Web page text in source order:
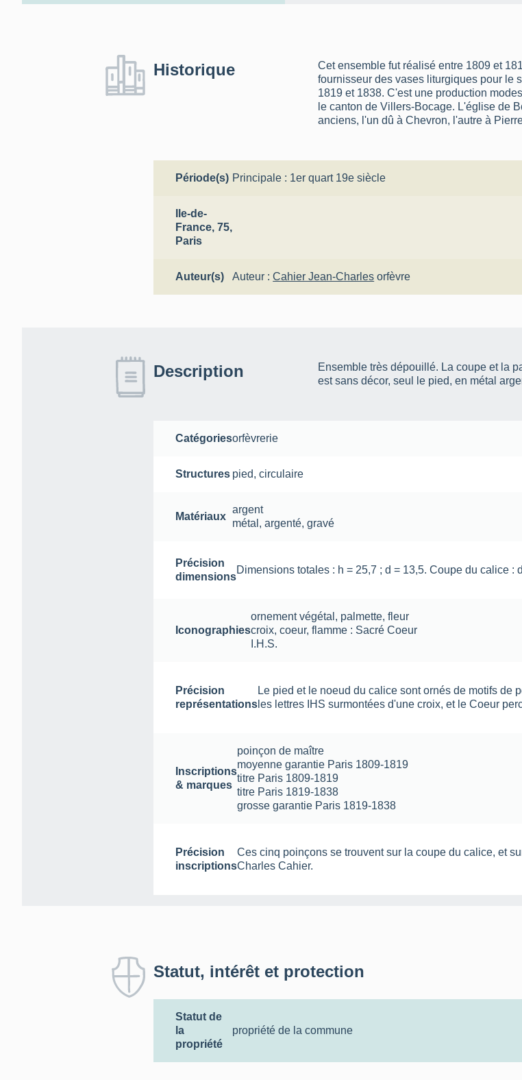
Historique
Cet ensemble fut réalisé entre 1809 et
fournisseur des vases liturgiques pour le
1819 et 1838. C'est une production
le canton de Villers-Bocage. L'église de
anciens, l'un dû à Chevron, l'autre à
Période(s) Principale : 1er quart 19e siècle
Ile-de-
France, 75,
Paris
Auteur(s) Auteur :Cahier Jean-Charles orfèvre
Description
Ensemble très dépouillé. La coupe et la
est sans décor, seul le pied, en métal
Catégoriesorfèvrerie
Structures pied,circulaire
Matériaux
argent
métal ,argenté,gravé
Précision
dimensions
Dimensions totales : h = 25,7 ; d = 13,5. Coupe du calice :
Iconographies
ornement végétal , palmette, fleur
croix, coeur, flamme : Sacré Coeur
I.H.S.
Précision
représentations
Le pied et le noeud du calice sont ornés de motifs de
les lettres IHS surmontées d'une croix, et le Coeur
Inscriptions
& marques
poinçon de maître
moyenne garantie Paris 1809-1819
titre Paris 1809-1819
titre Paris 1819-1838
grosse garantie Paris 1819-1838
Précision
inscriptions
Ces cinq poinçons se trouvent sur la coupe du calice, et
Charles Cahier.
Statut, intérêt et protection
Statut de
la
propriété
propriété de la commune